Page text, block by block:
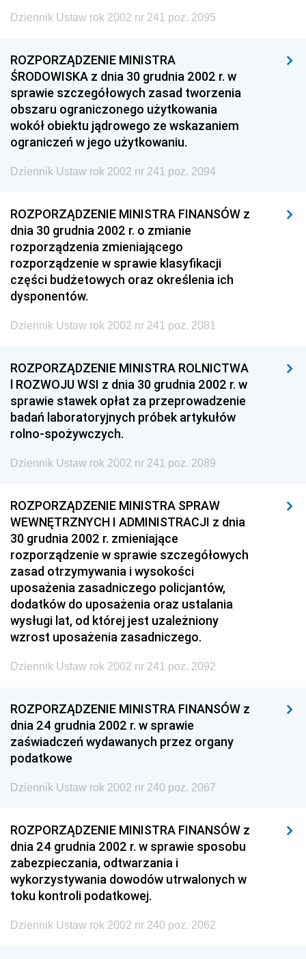
Dziennik Ustaw rok 2002 nr 241 poz. 2095
ROZPORZĄDZENIE MINISTRA
ŚRODOWISKA z dnia 30 grudnia 2002 r. w
sprawie szczegółowych zasad tworzenia
obszaru ograniczonego użytkowania
wokół obiektu jądrowego ze wskazaniem
ograniczeń w jego użytkowaniu.
Dziennik Ustaw rok 2002 nr 241 poz. 2094
ROZPORZĄDZENIE MINISTRA FINANSÓW z
dnia 30 grudnia 2002 r. o zmianie
rozporządzenia zmieniającego
rozporządzenie w sprawie klasyfikacji
części budżetowych oraz określenia ich
dysponentów.
Dziennik Ustaw rok 2002 nr 241 poz. 2081
ROZPORZĄDZENIE MINISTRA ROLNICTWA
l ROZWOJU WSI z dnia 30 grudnia 2002 r. w
sprawie stawek opłat za przeprowadzenie
badań laboratoryjnych próbek artykułów
rolno-spożywczych.
Dziennik Ustaw rok 2002 nr 241 poz. 2089
ROZPORZĄDZENIE MINISTRA SPRAW
WEWNĘTRZNYCH I ADMINISTRACJI z dnia
30 grudnia 2002 r. zmieniające
rozporządzenie w sprawie szczegółowych
zasad otrzymywania i wysokości
uposażenia zasadniczego policjantów,
dodatków do uposażenia oraz ustalania
wysługi lat, od której jest uzależniony
wzrost uposażenia zasadniczego.
Dziennik Ustaw rok 2002 nr 241 poz. 2092
ROZPORZĄDZENIE MINISTRA FINANSÓW z
dnia 24 grudnia 2002 r. w sprawie
zaświadczeń wydawanych przez organy
podatkowe
Dziennik Ustaw rok 2002 nr 240 poz. 2067
ROZPORZĄDZENIE MINISTRA FINANSÓW z
dnia 24 grudnia 2002 r. w sprawie sposobu
zabezpieczania, odtwarzania i
wykorzystywania dowodów utrwalonych w
toku kontroli podatkowej.
Dziennik Ustaw rok 2002 nr 240 poz. 2062